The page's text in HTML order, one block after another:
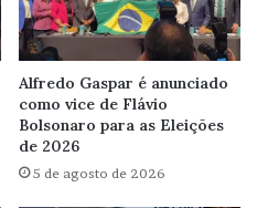
Alfredo Gaspar é anunciado
como vice de Flávio
Bolsonaro para as Eleições
de 2026
5 de agosto de 2026